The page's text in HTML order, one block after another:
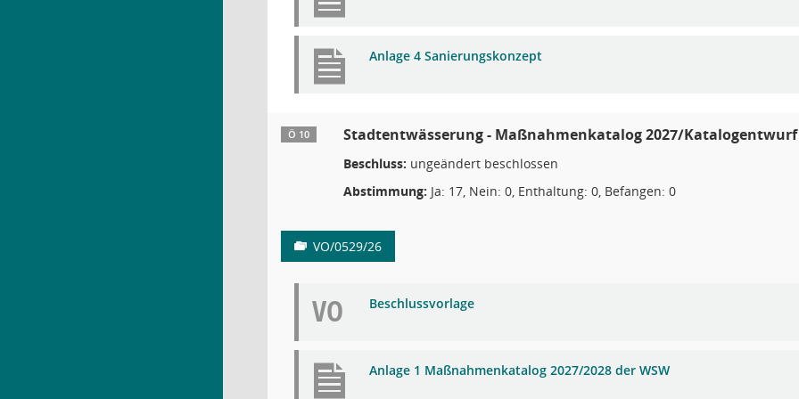
Anlage 4 Sanierungskonzept
Ö 10 Stadtentwässerung - Maßnahmenkatalog 2027/Katalogentwurf
Beschluss: ungeändert beschlossen
Abstimmung: Ja: 17, Nein: 0, Enthaltung: 0, Befangen: 0
VO/0529/26
VO Beschlussvorlage
Anlage 1 Maßnahmenkatalog 2027/2028 der WSW